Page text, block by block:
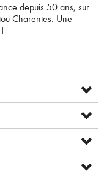
depuis 50 ans, sur
Charentes. Une